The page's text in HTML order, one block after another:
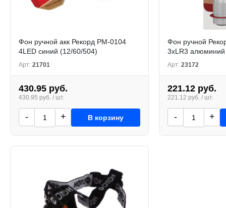
Фон ручной aкк Рекорд РM-0104
4LED синий (12/60/504)
Арт: 21701
430.95 руб.
430.95 руб. / шт.
- + В корзину
Фон ручной
3xLR3
Арт: 23172
221.12 руб.
221.12 руб. / шт.
- +